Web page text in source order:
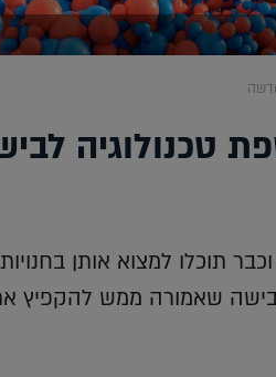
טכנולוגיה
תוכלו למצוא אותן בחנויות
לבישה שאמורה ממש להקפיץ